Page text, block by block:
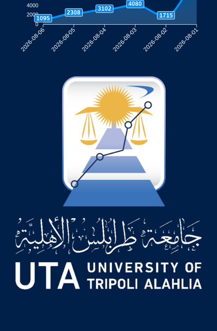
4000
2000
0
1095
2308
3102
4080
1715
2026-08-06 2026-08-05 2026-08-04 2026-08-03 2026-08-02 2026-08-01